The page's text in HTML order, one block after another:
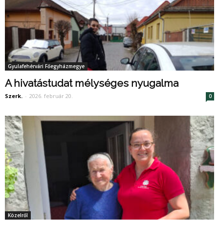
Gyulafehérvári Főegyházmegye
A hivatástudat mélységes nyugalma
Szerk. - 2026. február 20. 0
Közelről